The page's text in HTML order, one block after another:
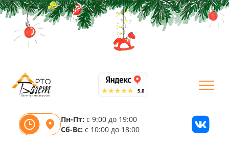
Пн-Пт: с 9:00 до 19:00
Сб-Вс: с 10:00 до 18:00